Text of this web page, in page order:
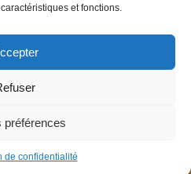
et fonctions.
préférences
de confidentialité
Laurent et Stévenart) 2006-2026 -